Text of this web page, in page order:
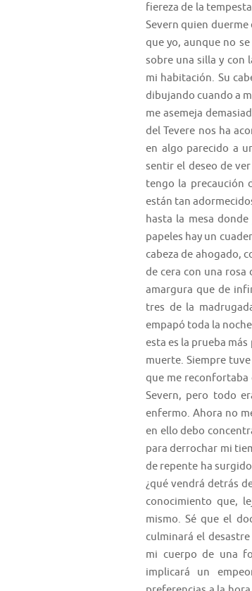
fiereza de la
Severn quien duerme
que yo, aunque no
sobre una silla y con
mi habitación. Su
dibujandocuando a
me asemeja
del Tevere nos ha
en algo parecido a
sentir el deseo de
tengo la precaución
están tan
hasta la mesa
papeles hay un
cabeza de ahogado,
de cera con una
amargura que de
tres de la
empapó toda la
esta es la prueba
muerte. Siempre
que me reconfortaba
Severn, pero todo
enfermo. Ahora no
en ello debo
para derrochar mi
de repente ha
¿qué vendrá detrás
conocimiento que,
mismo. Sé que el
culminará el
mi cuerpo de una
implicará un